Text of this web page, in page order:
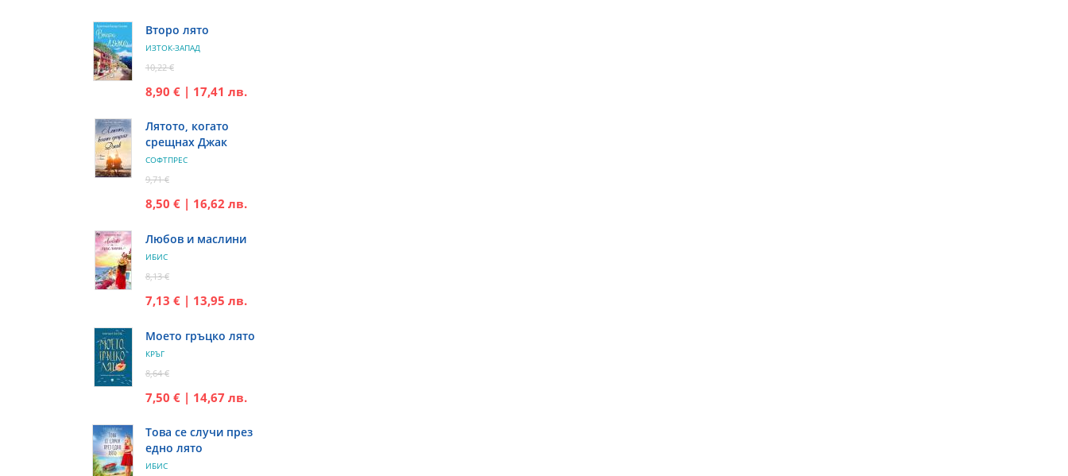
Второ лято
ИЗТОК-ЗАПАД
10,22 €
8,90 € | 17,41 лв.
Лятото, когато
срещнах Джак
СОФТПРЕС
9,71 €
8,50 € | 16,62 лв.
Любов и маслини
ИБИС
8,13 €
7,13 € | 13,95 лв.
Моето гръцко лято
КРЪГ
8,64 €
7,50 € | 14,67 лв.
Това се случи през
едно лято
ИБИС